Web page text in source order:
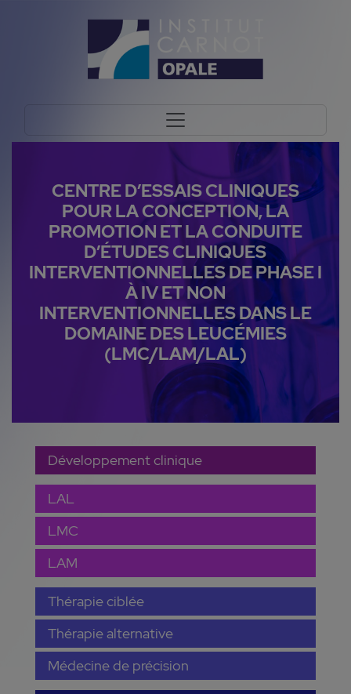
CENTRE D’ESSAIS CLINIQUES
POUR LA CONCEPTION, LA
PROMOTION ET LA CONDUITE
D’ÉTUDES CLINIQUES
INTERVENTIONNELLES DE PHASE I
À IV ET NON
INTERVENTIONNELLES DANS LE
DOMAINE DES LEUCÉMIES
(LMC/LAM/LAL)
Développement clinique
LAL
LMC
LAM
Thérapie ciblée
Thérapie alternative
Médecine de précision